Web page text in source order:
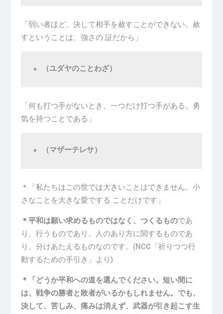
「弱い者ほど、決して相手を赦すことができない。赦
すということは、強さの 証だから」
★ （ユダヤのことわざ）
「何も打つ手がないとき、一つだけ打つ手がある。勇
気を持つことである」
★ （マザーテレサ）
＊「私たちはこの世では大きいことはできません。小
さなことを大きな愛でする ことだけです」
＊平和は願い求めるものではなく、つくるものであ
り、行うものであり、人のあり方に関するものであ
り、分けあたえるものなのです。(NCC「祈りつつ行
動するための手引き」より)
＊
「どうか平和への道を選んでください。短い間に
は、戦争の勝者と敗者がいるかもしれません。でも、
決して、苦しみ、痛みは消えず、武器が引き起こす生